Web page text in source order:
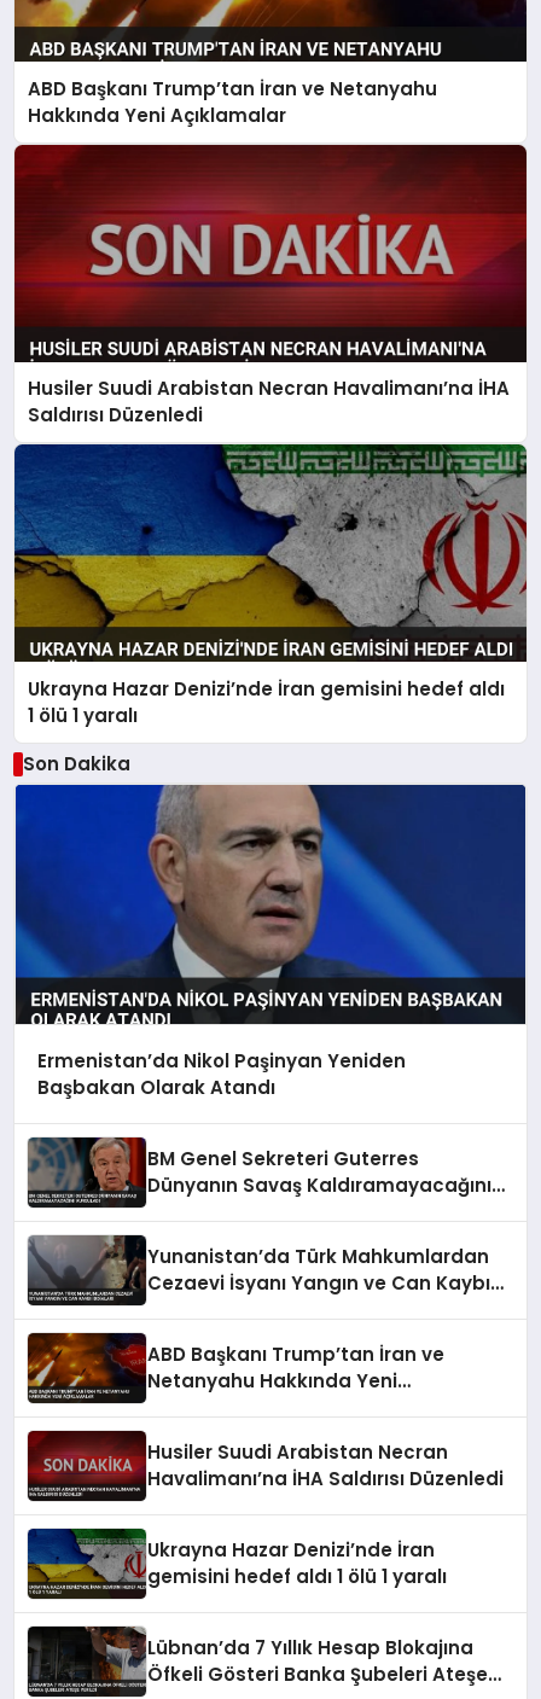
ABD Başkanı Trump’tan İran ve Netanyahu
Hakkında Yeni Açıklamalar
Husiler Suudi Arabistan Necran Havalimanı’na İHA
Saldırısı Düzenledi
Ukrayna Hazar Denizi’nde İran gemisini hedef aldı
1 ölü 1 yaralı
Son Dakika
Ermenistan’da Nikol Paşinyan Yeniden
Başbakan Olarak Atandı
BM Genel Sekreteri Guterres
Dünyanın Savaş Kaldıramayacağını
Yunanistan’da Türk Mahkumlardan
Cezaevi İsyanı Yangın ve Can Kaybı
ABD Başkanı Trump’tan İran ve
Netanyahu Hakkında Yeni
Husiler Suudi Arabistan Necran
Havalimanı’na İHA Saldırısı Düzenledi
Ukrayna Hazar Denizi’nde İran
gemisini hedef aldı 1 ölü 1 yaralı
Lübnan’da 7 Yıllık Hesap Blokajına
Öfkeli Gösteri Banka Şubeleri Ateşe